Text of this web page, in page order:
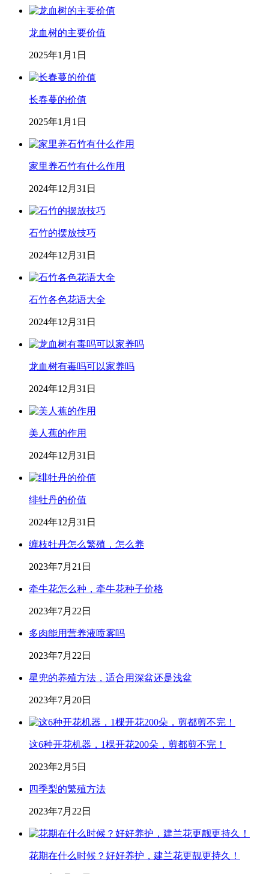
龙血树的主要价值
2025年1月1日
长春蔓的价值
2025年1月1日
家里养石竹有什么作用
2024年12月31日
石竹的摆放技巧
2024年12月31日
石竹各色花语大全
2024年12月31日
龙血树有毒吗可以家养吗
2024年12月31日
美人蕉的作用
2024年12月31日
绯牡丹的价值
2024年12月31日
缠枝牡丹怎么繁殖，怎么养
2023年7月21日
牵牛花怎么种，牵牛花种子价格
2023年7月22日
多肉能用营养液喷雾吗
2023年7月22日
星兜的养殖方法，适合用深盆还是浅盆
2023年7月20日
这6种开花机器，1棵开花200朵，剪都剪不完！
2023年2月5日
四季梨的繁殖方法
2023年7月22日
花期在什么时候？好好养护，建兰花更靓更持久！